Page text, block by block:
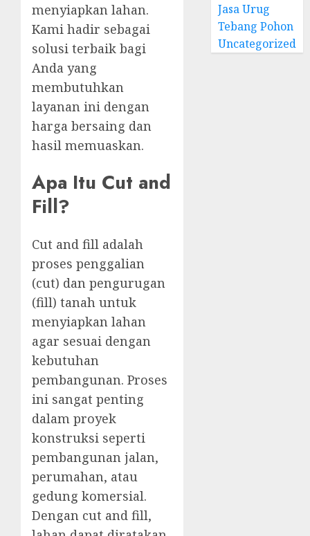
menyiapkan lahan.
Kami hadir sebagai
solusi terbaik bagi
Anda yang
membutuhkan
layanan ini dengan
harga bersaing dan
hasil memuaskan.
Apa Itu Cut and
Fill?
Cut and fill adalah
proses penggalian
(cut) dan pengurugan
(fill) tanah untuk
menyiapkan lahan
agar sesuai dengan
kebutuhan
pembangunan. Proses
ini sangat penting
dalam proyek
konstruksi seperti
pembangunan jalan,
perumahan, atau
gedung komersial.
Dengan cut and fill,
Jasa Urug
Tebang Pohon
Uncategorized